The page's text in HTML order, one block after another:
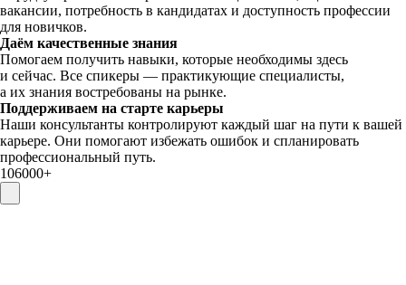
вакансии, потребность в кандидатах и доступность профессии
для новичков.
Даём качественные знания
Помогаем получить навыки, которые необходимы здесь
и сейчас. Все спикеры — практикующие специалисты,
а их знания востребованы на рынке.
Поддерживаем на старте карьеры
Наши консультанты контролируют каждый шаг на пути к вашей
карьере. Они помогают избежать ошибок и спланировать
профессиональный путь.
106000⁠+